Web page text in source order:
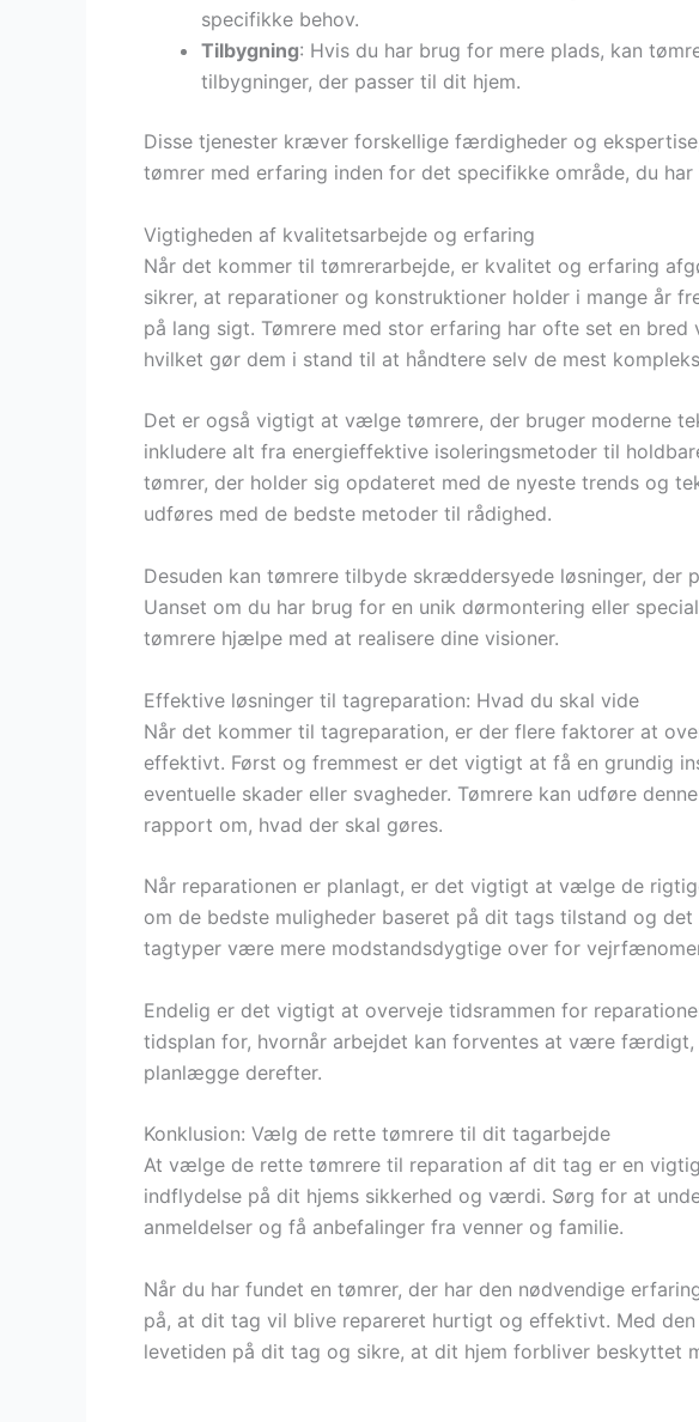
specifikke behov.
Tilbygning: Hvis du har brug for mere plads, kan
tilbygninger, der passer til dit hjem.
Disse tjenester kræver forskellige færdigheder og
tømrer med erfaring inden for det specifikke område, du
Vigtigheden af kvalitetsarbejde og erfaring
Når det kommer til tømrerarbejde, er kvalitet og erfaring
sikrer, at reparationer og konstruktioner holder i mange år
på lang sigt. Tømrere med stor erfaring har ofte set en
hvilket gør dem i stand til at håndtere selv de mest
Det er også vigtigt at vælge tømrere, der bruger moderne
inkludere alt fra energieffektive isoleringsmetoder til
tømrer, der holder sig opdateret med de nyeste trends og
udføres med de bedste metoder til rådighed.
Desuden kan tømrere tilbyde skræddersyede løsninger, der
Uanset om du har brug for en unik dørmontering eller
tømrere hjælpe med at realisere dine visioner.
Effektive løsninger til tagreparation: Hvad du skal vide
Når det kommer til tagreparation, er der flere faktorer at
effektivt. Først og fremmest er det vigtigt at få en grundig
eventuelle skader eller svagheder. Tømrere kan udføre
rapport om, hvad der skal gøres.
Når reparationen er planlagt, er det vigtigt at vælge de
om de bedste muligheder baseret på dit tags tilstand og
tagtyper være mere modstandsdygtige over for
Endelig er det vigtigt at overveje tidsrammen for
tidsplan for, hvornår arbejdet kan forventes at være
planlægge derefter.
Konklusion: Vælg de rette tømrere til dit tagarbejde
At vælge de rette tømrere til reparation af dit tag er en
indflydelse på dit hjems sikkerhed og værdi. Sørg for at
anmeldelser og få anbefalinger fra venner og familie.
Når du har fundet en tømrer, der har den nødvendige
på, at dit tag vil blive repareret hurtigt og effektivt. Med
levetiden på dit tag og sikre, at dit hjem forbliver beskyttet